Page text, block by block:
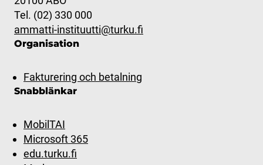
Tel. (02) 330 000
ammatti-instituutti@turku.fi
Organisation
Fakturering och betalning
Snabblänkar
MobilTAI
Microsoft 365
edu.turku.fi